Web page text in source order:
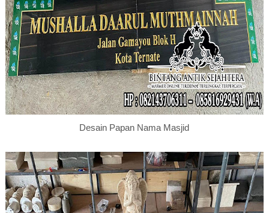
Desain Papan Nama Masjid